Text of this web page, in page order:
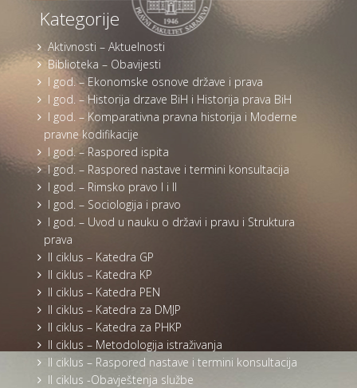
Kategorije
Aktivnosti – Aktuelnosti
Biblioteka – Obavijesti
I god. – Ekonomske osnove države i prava
I god. – Historija drzave BiH i Historija prava BiH
I god. – Komparativna pravna historija i Moderne
pravne kodifikacije
I god. – Raspored ispita
I god. – Raspored nastave i termini konsultacija
I god. – Rimsko pravo I i II
I god. – Sociologija i pravo
I god. – Uvod u nauku o državi i pravu i Struktura
prava
II ciklus – Katedra GP
II ciklus – Katedra KP
II ciklus – Katedra PEN
II ciklus – Katedra za DMJP
II ciklus – Katedra za PHKP
II ciklus – Metodologija istraživanja
II ciklus – Raspored nastave i termini konsultacija
II ciklus -Obavještenja službe